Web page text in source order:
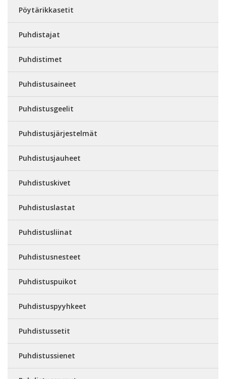
Pöytärikkasetit
Puhdistajat
Puhdistimet
Puhdistusaineet
Puhdistusgeelit
Puhdistusjärjestelmät
Puhdistusjauheet
Puhdistuskivet
Puhdistuslastat
Puhdistusliinat
Puhdistusnesteet
Puhdistuspuikot
Puhdistuspyyhkeet
Puhdistussetit
Puhdistussienet